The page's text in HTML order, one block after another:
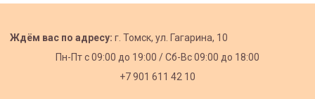
Ждём вас по адресу: г. Томск, ул. Гагарина, 10
Пн-Пт с09:00 до 19:00 /Сб-Вс 09:00 до 18:00
+7 901 611 42 10